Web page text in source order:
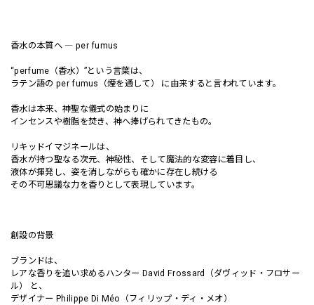
香水の本質へ ― per fumus
“perfume（香水）”という言葉は、
ラテン語の per fumus（煙を通して） に由来すると言われています。
香水は本来、神聖な儀式の始まりに
インセンスや樹脂を焚き、神へ捧げられてきたもの。
リキッドイマジネールは、
香水が持つ聖なる次元、神秘性、そして魔法的な変容に着目し、
液体が揮発し、姿を消しながらも確かに存在し続ける
その不可思議な力を香りとして表現しています。
創設の背景
ブランドは、
レアな香りを追い求めるハンター David Frossard（ダヴィッド・フロサー
ル） と、
デザイナー Philippe Di Méo（フィリップ・ディ・メオ）